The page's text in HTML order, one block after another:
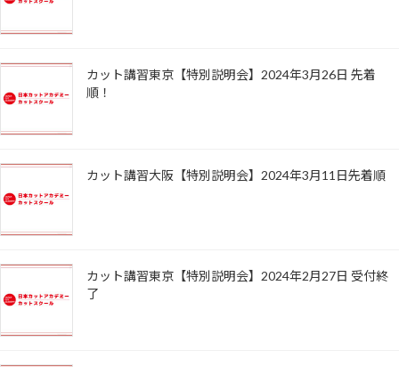
カット講習東京【特別説明会】2024年3月26日 先着
順！
カット講習大阪【特別説明会】2024年3月11日先着順
カット講習東京【特別説明会】2024年2月27日 受付終
了